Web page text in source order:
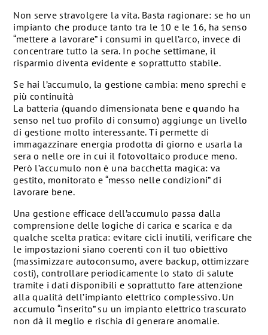
Non serve stravolgere la vita. Basta ragionare: se ho un
impianto che produce tanto tra le 10 e le 16, ha senso
“mettere a lavorare” i consumi in quell’arco, invece di
concentrare tutto la sera. In poche settimane, il
risparmio diventa evidente e soprattutto stabile.
Se hai l’accumulo, la gestione cambia: meno sprechi e
più continuità
La batteria (quando dimensionata bene e quando ha
senso nel tuo profilo di consumo) aggiunge un livello
di gestione molto interessante. Ti permette di
immagazzinare energia prodotta di giorno e usarla la
sera o nelle ore in cui il fotovoltaico produce meno.
Però l’accumulo non è una bacchetta magica: va
gestito, monitorato e “messo nelle condizioni” di
lavorare bene.
Una gestione efficace dell’accumulo passa dalla
comprensione delle logiche di carica e scarica e da
qualche scelta pratica: evitare cicli inutili, verificare che
le impostazioni siano coerenti con il tuo obiettivo
(massimizzare autoconsumo, avere backup, ottimizzare
costi), controllare periodicamente lo stato di salute
tramite i dati disponibili e soprattutto fare attenzione
alla qualità dell’impianto elettrico complessivo. Un
accumulo “inserito” su un impianto elettrico trascurato
non dà il meglio e rischia di generare anomalie.